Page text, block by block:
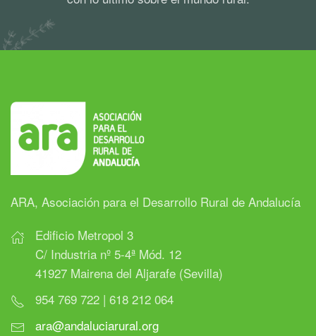
ARA, Asociación para el Desarrollo Rural de Andalucía
Edificio Metropol 3
C/ Industria nº 5-4ª Mód. 12
41927 Mairena del Aljarafe (Sevilla)
954 769 722 | 618 212 064
ara@andaluciarural.org